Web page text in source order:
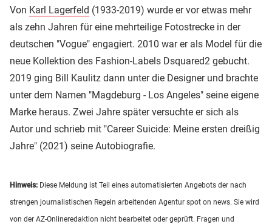
Von Karl Lagerfeld (1933-2019) wurde er vor etwas mehr
als zehn Jahren für eine mehrteilige Fotostrecke in der
deutschen "Vogue" engagiert. 2010 war er als Model für die
neue Kollektion des Fashion-Labels Dsquared2 gebucht.
2019 ging Bill Kaulitz dann unter die Designer und brachte
unter dem Namen "Magdeburg - Los Angeles" seine eigene
Marke heraus. Zwei Jahre später versuchte er sich als
Autor und schrieb mit "Career Suicide: Meine ersten dreißig
Jahre" (2021) seine Autobiografie.
Hinweis: Diese Meldung ist Teil eines automatisierten Angebots der nach
strengen journalistischen Regeln arbeitenden Agentur spot on news. Sie wird
von der AZ-Onlineredaktion nicht bearbeitet oder geprüft. Fragen und